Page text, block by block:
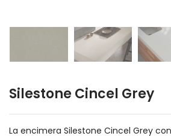
Silestone Cincel Grey
La encimera Silestone Cincel Grey